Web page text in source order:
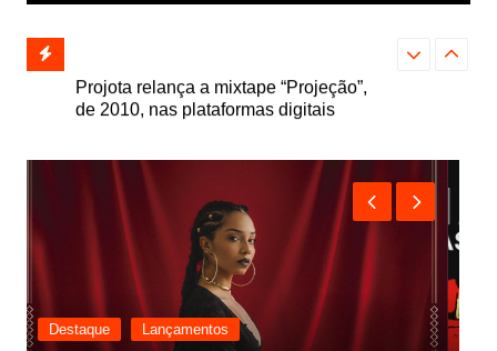
e abre
autoral,
Farofa
Destaque Lançamentos